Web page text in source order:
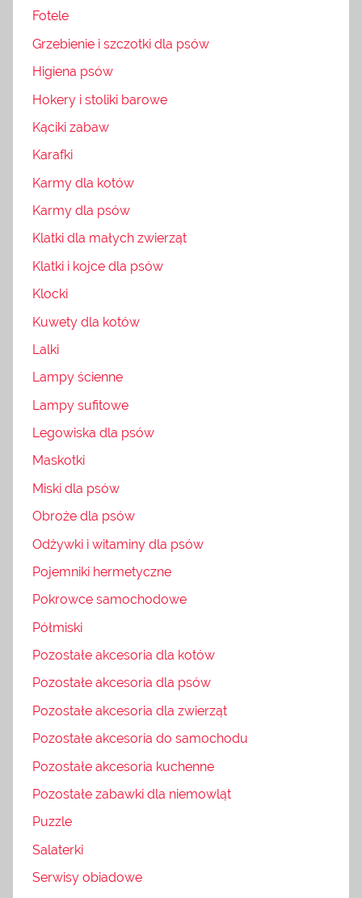
Fotele
Grzebienie i szczotki dla psów
Higiena psów
Hokery i stoliki barowe
Kąciki zabaw
Karafki
Karmy dla kotów
Karmy dla psów
Klatki dla małych zwierząt
Klatki i kojce dla psów
Klocki
Kuwety dla kotów
Lalki
Lampy ścienne
Lampy sufitowe
Legowiska dla psów
Maskotki
Miski dla psów
Obroże dla psów
Odżywki i witaminy dla psów
Pojemniki hermetyczne
Pokrowce samochodowe
Półmiski
Pozostałe akcesoria dla kotów
Pozostałe akcesoria dla psów
Pozostałe akcesoria dla zwierząt
Pozostałe akcesoria do samochodu
Pozostałe akcesoria kuchenne
Pozostałe zabawki dla niemowląt
Puzzle
Salaterki
Serwisy obiadowe